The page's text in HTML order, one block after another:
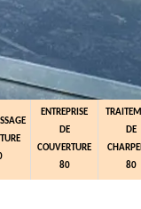
ENTREPRISE
DE
COUVERTURE
80
DE
80